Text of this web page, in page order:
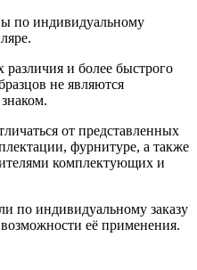
по индивидуальному
и более быстрого
не являются
от представленных
фурнитуре, а также
комплектующих и
по индивидуальному заказу
её применения.